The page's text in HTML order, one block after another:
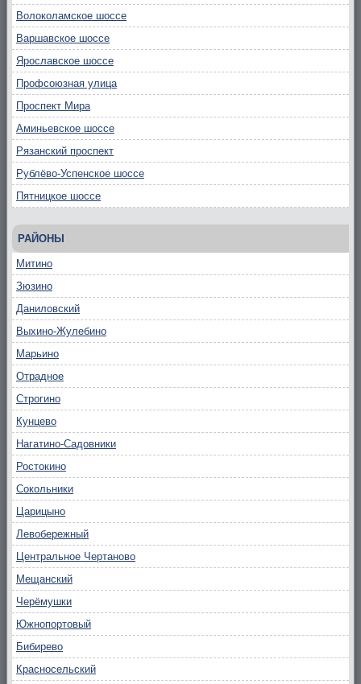
Волоколамское шоссе
Варшавское шоссе
Ярославское шоссе
Профсоюзная улица
Проспект Мира
Аминьевское шоссе
Рязанский проспект
Рублёво-Успенское шоссе
Пятницкое шоссе
РАЙОНЫ
Митино
Зюзино
Даниловский
Выхино-Жулебино
Марьино
Отрадное
Строгино
Кунцево
Нагатино-Садовники
Ростокино
Сокольники
Царицыно
Левобережный
Центральное Чертаново
Мещанский
Черёмушки
Южнопортовый
Бибирево
Красносельский